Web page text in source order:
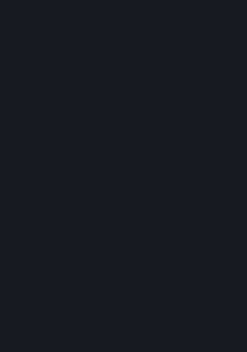
Vrácení peněz za jakýkoli
poskytnuto, pokud byla
od provedení nákupu a
změněny či převedeny na
společností než od Valve se
není vysloveně uvedeno při
Když si ve službě Steam
vydání, podmínka pro
strávených v tomto